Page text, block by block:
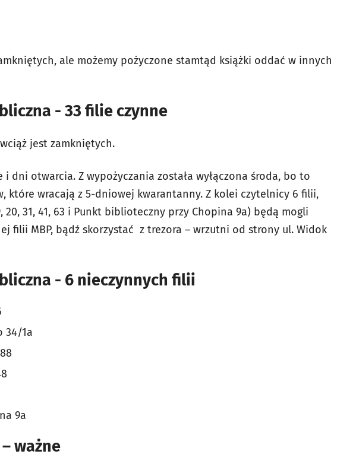
ale możemy pożyczone stamtąd książki oddać w innych
- 33 filie czynne
jest zamkniętych.
dni otwarcia. Z wypożyczania została wyłączona środa, bo to
które wracają z 5-dniowej kwarantanny. Z kolei czytelnicy 6 filii,
31, 41, 63 i Punkt biblioteczny przy Chopina 9a) będą mogli
filii MBP, bądź skorzystać z trezora – wrzutni od strony ul. Widok
- 6 nieczynnych filii
34/1a
9a
ważne